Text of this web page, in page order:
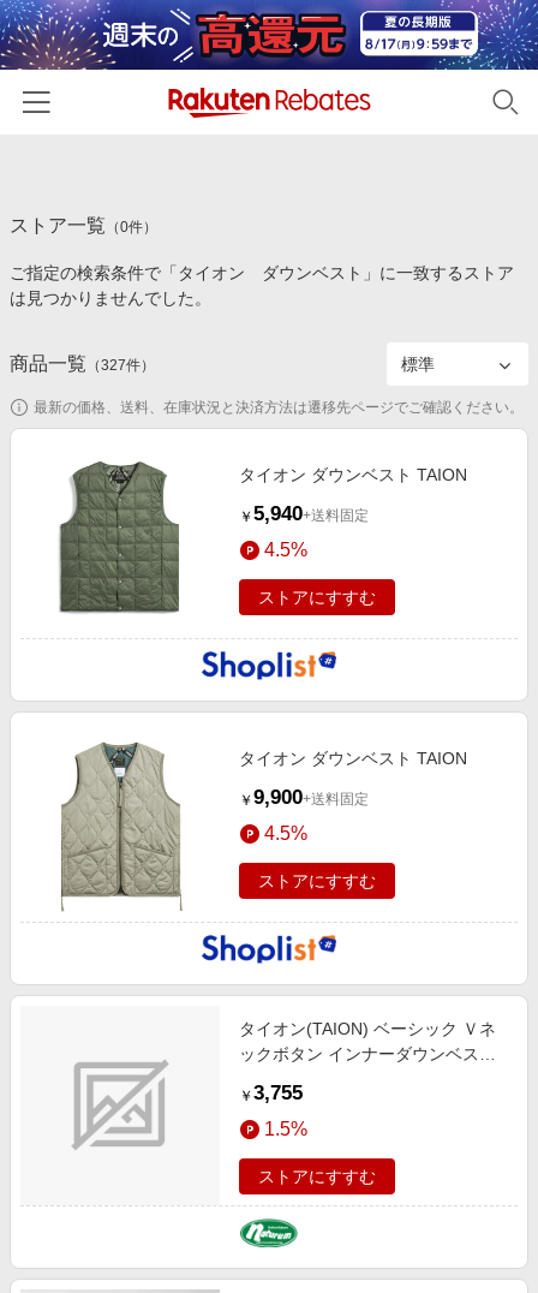
カテゴリー一覧
百貨店・総合ECモール
食品・スイーツ・お酒
コスメ・健康・医薬品
キッズ・ベビー用品
家電・PC・スマホ・カメラ
エンタメ
スポーツ・アウトドア・ゴルフ
旅行・レジャー・ホテル予約
生活・お役立ち
金融・マネー・保険
デジタルコンテンツ
ビジネス・その他サービス
イベント一覧
初回購入者限定特典
対象ストア新規限定特典
電子書籍特集
楽天ペイ導入ストア
楽天サービス特集
旅行特集
わくわく夏特集
Qoo10メガポ
Samsung ボーナスキャンペーン
週末の高還元 夏の長期版
ストア一覧 （0件）
ご指定の検索条件で「タイオン ダウンベスト」に一致するストア
は見つかりませんでした。
商品一覧 （327件）
最新の価格、送料、在庫状況と決済方法は遷移先ページでご確認ください。
タイオン ダウンベスト TAION
￥ 5,940+送料固定
4.5%
ストアにすすむ
タイオン ダウンベスト TAION
￥ 9,900+送料固定
4.5%
ストアにすすむ
タイオン(TAION) ベーシック Ｖネ
ックボタン インナーダウンベスト
￥ 3,755
1.5%
ストアにすすむ